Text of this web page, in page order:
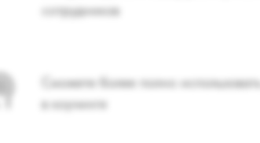
сотрудников
Сможете более полно
в коучинге